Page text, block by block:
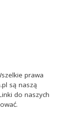
prawa
są naszą
do naszych